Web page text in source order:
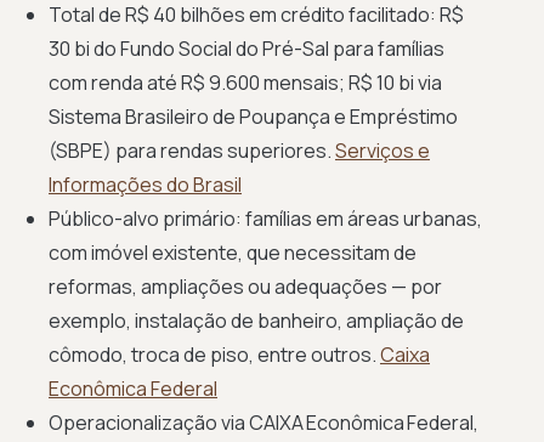
Total de R$ 40 bilhões em crédito facilitado: R$
30 bi do Fundo Social do Pré-Sal para famílias
com renda até R$ 9.600 mensais; R$ 10 bi via
Sistema Brasileiro de Poupança e Empréstimo
(SBPE) para rendas superiores.Serviços e
Informações do Brasil
Público-alvo primário: famílias em áreas urbanas,
com imóvel existente, que necessitam de
reformas, ampliações ou adequações — por
exemplo, instalação de banheiro, ampliação de
cômodo, troca de piso, entre outros.Caixa
Econômica Federal
Operacionalização via CAIXA Econômica Federal,